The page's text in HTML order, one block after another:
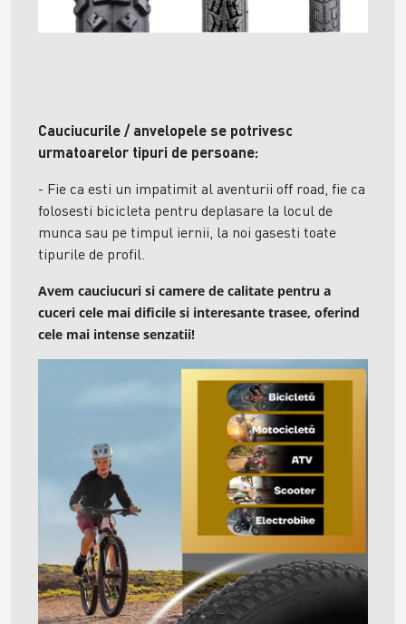
Cauciucurile / anvelopele se potrivesc
urmatoarelor tipuri de persoane:
- Fie ca esti un impatimit al aventurii off road, fie ca
folosesti bicicleta pentru deplasare la locul de
munca sau pe timpul iernii, la noi gasesti toate
tipurile de profil.
Avem cauciucuri si camere de calitate pentru a
cuceri cele mai dificile si interesante trasee, oferind
cele mai intense senzatii!